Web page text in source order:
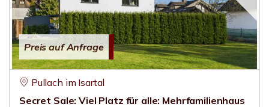
Preis auf Anfrage
Pullach im Isartal
Secret Sale: Viel Platz für alle: Mehrfamilienhaus